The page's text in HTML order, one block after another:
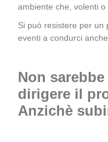
ambiente che, volenti o
Si può resistere per un
eventi a condurci
Non
dirigere il
Anzichè